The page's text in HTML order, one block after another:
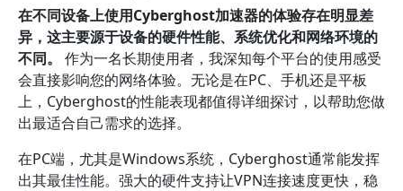
在不同设备上使用Cyberghost加速器的体验存在明显差
异，这主要源于设备的硬件性能、系统优化和网络环境的
不同。
作为一名长期使用者，我深知每个平台的使用感受
会直接影响您的网络体验。无论是在PC、手机还是平板
上，Cyberghost的性能表现都值得详细探讨，以帮助您做
出最适合自己需求的选择。
在PC端，尤其是Windows系统，Cyberghost通常能发挥
出其最佳性能。强大的硬件支持让VPN连接速度更快，稳